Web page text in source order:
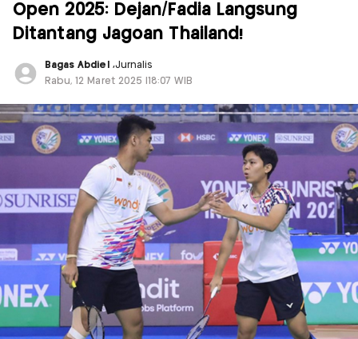
Open 2025: Dejan/Fadia Langsung
Ditantang Jagoan Thailand!
Bagas Abdiel ,Jurnalis
Rabu, 12 Maret 2025 |18:07 WIB